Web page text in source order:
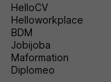
HelloCV
Helloworkplace
BDM
Jobijoba
Maformation
Diplomeo